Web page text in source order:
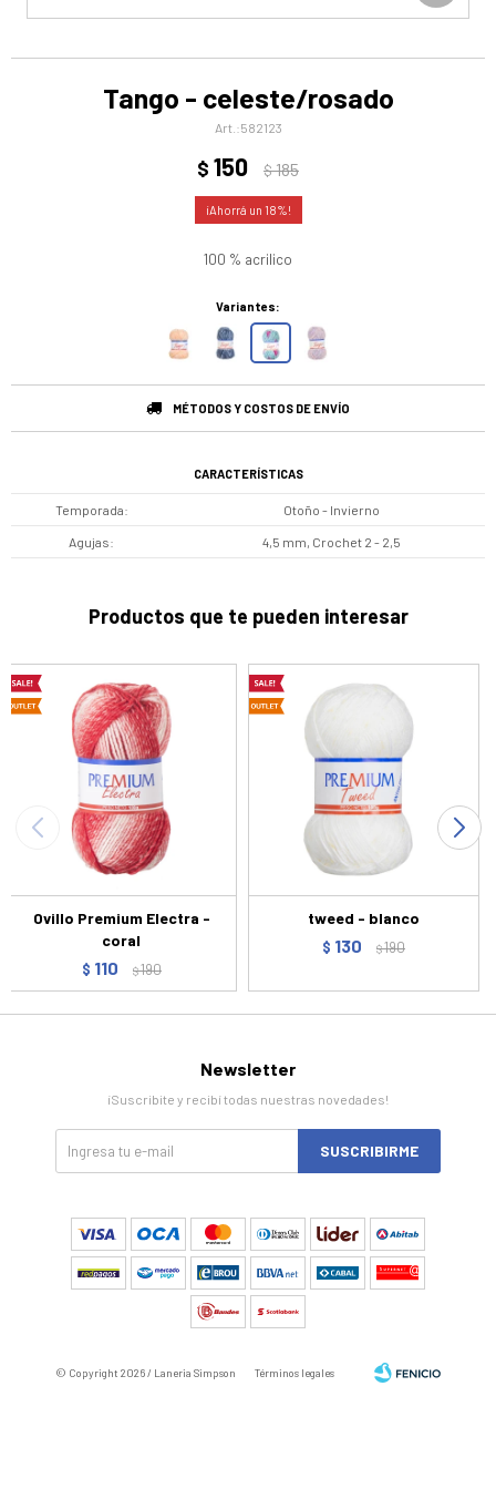
Tango - celeste/rosado
582123
$ 150 $185
18
100 % acrilico
Variantes:
MÉTODOS Y COSTOS DE ENVÍO
CARACTERÍSTICAS
Temporada Otoño - Invierno
Agujas 4,5 mm, Crochet 2 - 2,5
Productos que te pueden interesar
Ovillo Premium Electra -
coral
$ 110 $190
tweed - blanco
$ 130 $190
Newsletter
¡Suscribite y recibí todas nuestras novedades!
SUSCRIBIRME
© Copyright 2026 / Laneria Simpson Términos legales